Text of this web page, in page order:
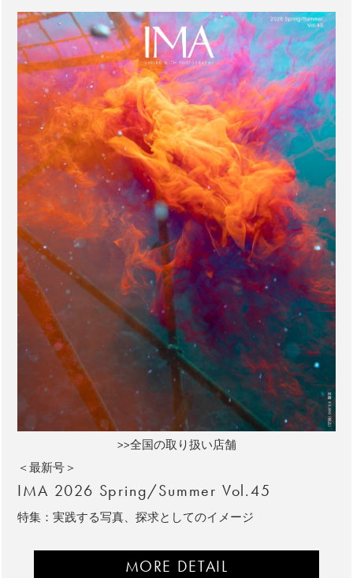
>>全国の取り扱い店舗
＜最新号＞
IMA 2026 Spring/Summer Vol.45
特集：実践する写真、探求としてのイメージ
MORE DETAIL